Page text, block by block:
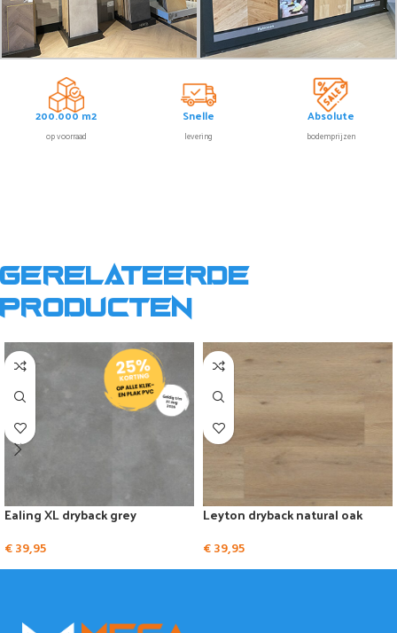
200.000 m2
op voorraad
Snelle
levering
Absolute
bodemprijzen
Gerelateerde
producten
Ealing XL dryback grey
€39,95
Leyton dryback natural oak
€39,95